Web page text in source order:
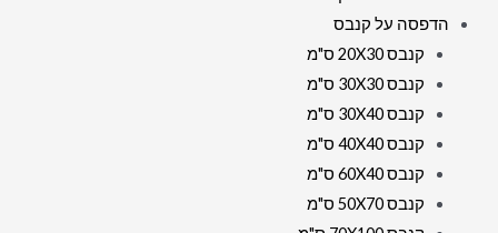
הדפסה על קנבס
קנבס 20X30 ס"מ
קנבס 30X30 ס"מ
קנבס 30X40 ס"מ
קנבס 40X40 ס"מ
קנבס 60X40 ס"מ
קנבס 50X70 ס"מ